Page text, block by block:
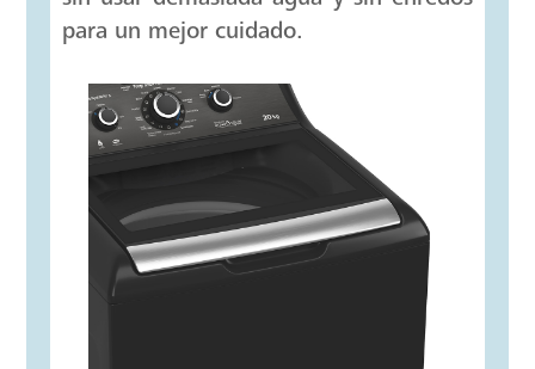
Infusor Aqua energy
Podrás lavar tu ropa de toda la semana
sin usar demasiada agua y sin enredos